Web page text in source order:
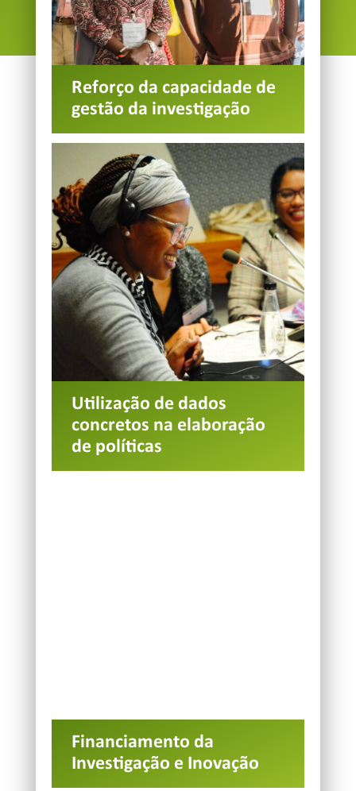
Reforço da capacidade de
gestão da investigação
Utilização de dados
concretos na elaboração
de políticas
Financiamento da
Investigação e Inovação